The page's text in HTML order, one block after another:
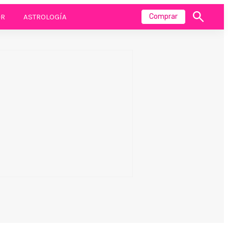
ASTROLOGÍA Comprar
Mostrar